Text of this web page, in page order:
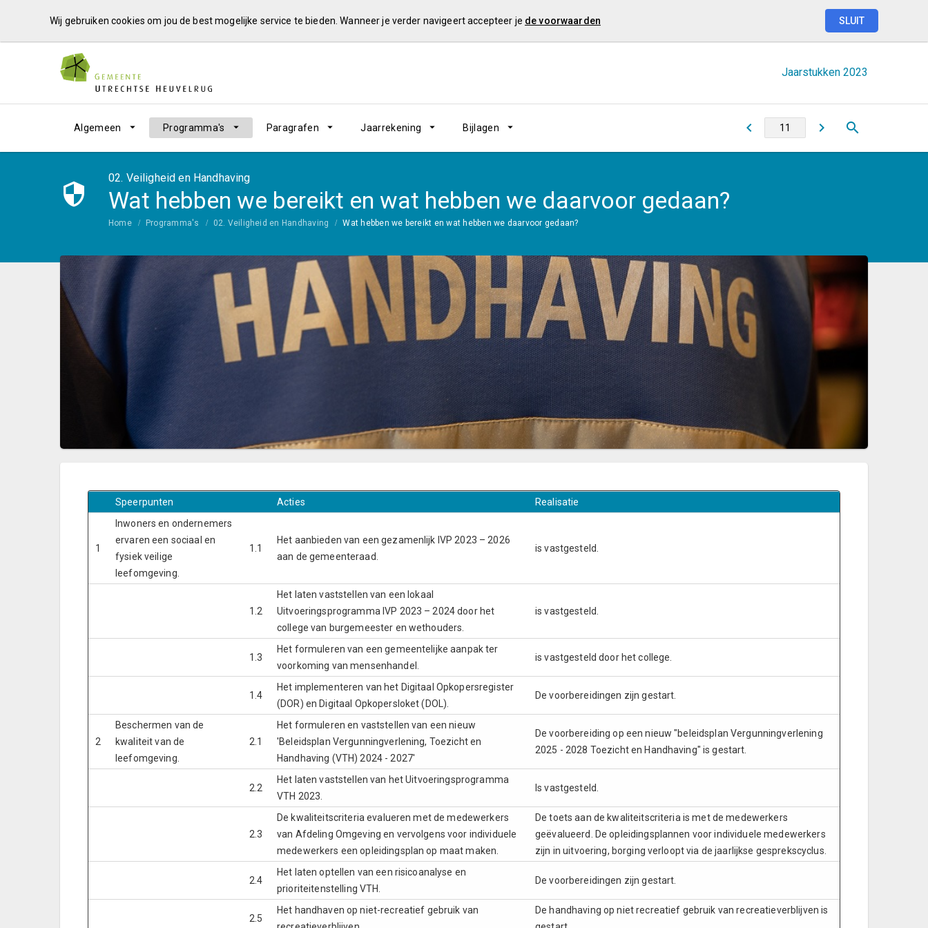
Wij gebruiken cookies om jou de best mogelijke service te bieden. Wanneer je verder navigeert accepteer je de voorwaarden SLUIT
Jaarstukken 2023
Algemeen Programma's Paragrafen Jaarrekening Bijlagen
02. Veiligheid en Handhaving
Wat hebben we bereikt en wat hebben we daarvoor gedaan?
Home Programma's 02. Veiligheid en Handhaving Wat hebben we bereikt en wat hebben we daarvoor gedaan?
Speerpunten Acties Realisatie
1
Inwoners en ondernemers
ervaren een sociaal en
fysiek veilige
leefomgeving.
1.1
Het aanbieden van een gezamenlijk IVP 2023 – 2026
aan de gemeenteraad.
is vastgesteld.
1.2
Het laten vaststellen van een lokaal
Uitvoeringsprogramma IVP 2023 – 2024 door het
college van burgemeester en wethouders.
is vastgesteld.
1.3
Het formuleren van een gemeentelijke aanpak ter
voorkoming van mensenhandel.
is vastgesteld door het college.
1.4
Het implementeren van het Digitaal Opkopersregister
(DOR) en Digitaal Opkopersloket (DOL).
De voorbereidingen zijn gestart.
2
Beschermen van de
kwaliteit van de
leefomgeving.
2.1
Het formuleren en vaststellen van een nieuw
'Beleidsplan Vergunningverlening, Toezicht en
Handhaving (VTH) 2024 - 2027'
De voorbereiding op een nieuw "beleidsplan Vergunningverlening
2025 - 2028 Toezicht en Handhaving" is gestart.
2.2
Het laten vaststellen van het Uitvoeringsprogramma
VTH 2023.
Is vastgesteld.
2.3
De kwaliteitscriteria evalueren met de medewerkers
van Afdeling Omgeving en vervolgens voor individuele
medewerkers een opleidingsplan op maat maken.
De toets aan de kwaliteitscriteria is met de medewerkers
geëvalueerd. De opleidingsplannen voor individuele medewerkers
zijn in uitvoering, borging verloopt via de jaarlijkse gesprekscyclus.
2.4
Het laten optellen van een risicoanalyse en
prioriteitenstelling VTH.
De voorbereidingen zijn gestart.
2.5
Het handhaven op niet-recreatief gebruik van
De handhaving op niet recreatief gebruik van recreatieverblijven is